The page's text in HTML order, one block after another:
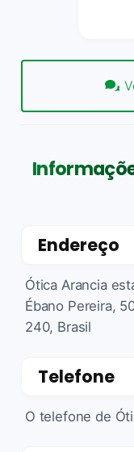
Endereço
Ótica Arancia
Ébano Pereira,
240, Brasil
Telefone
O telefone de